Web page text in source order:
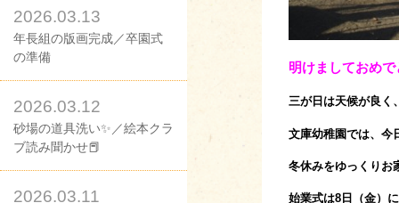
2026.03.13
年長組の版画完成／卒園式
の準備
2026.03.12
砂場の道具洗い✨／絵本クラ
ブ読み聞かせ📕
2026.03.11
明けましておめ
三が日は天候が良く
文庫幼稚園では、今
冬休みをゆっくりお
始業式は8日（金）